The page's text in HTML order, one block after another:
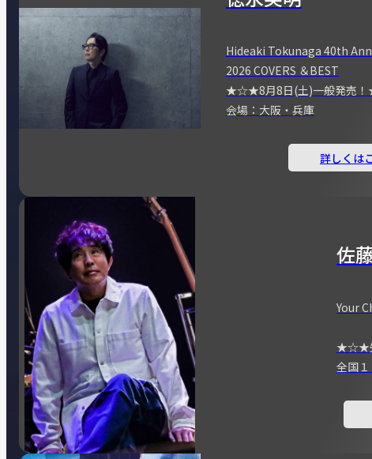
Hideaki Tokunaga 40th
2026 COVERS ＆BEST
★☆★8月8日(土)一般発売
会場：大阪・兵庫
詳しくは
佐
Your
★☆★
全国１